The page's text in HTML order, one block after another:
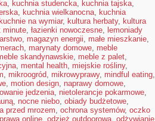
, kuchnia studencka, kuchnia tajska,
, kuchnia wielkanocna, kuchnia
kuchnie na wymiar, kultura herbaty, kultura
minute, łazienki nowoczesne, lemoniady
, magazyn energii, małe mieszkanie,
, marynaty domowe, meble
skandynawskie, meble z palet,
, mental health, miejskie rośliny,
, mikroogród, mikrowyprawy, mindful eating,
, motion design, naprawy domowe,
jedzenia, nietolerancje pokarmowe,
, nocne niebo, obiady budżetowe,
przed mrozem, ochrona systemów, oczko
online, odzież outdoorowa, odżywianie